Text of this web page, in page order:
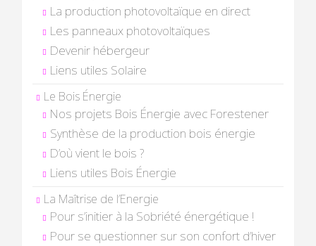
La production photovoltaïque en direct
Les panneaux photovoltaïques
Devenir hébergeur
Liens utiles Solaire
Le Bois Énergie
Nos projets Bois Énergie avec Forestener
Synthèse de la production bois énergie
D’où vient le bois ?
Liens utiles Bois Énergie
La Maîtrise de l’Energie
Pour s’initier à la Sobriété énergétique !
Pour se questionner sur son confort d’hiver